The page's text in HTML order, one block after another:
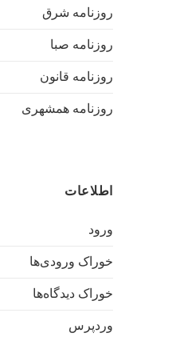
روزنامه شرق
روزنامه صبا
روزنامه قانون
روزنامه همشهری
اطلاعات
ورود
خوراک ورودی‌ها
خوراک دیدگاه‌ها
وردپرس